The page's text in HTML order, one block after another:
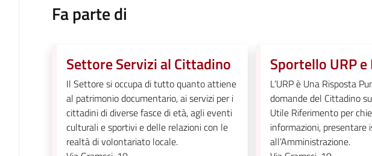
Fa parte di
Settore Servizi al Cittadino
Il Settore si occupa di tutto quanto attiene
al patrimonio documentario, ai servizi per i
cittadini di diverse fasce di età, agli eventi
culturali e sportivi e delle relazioni con le
realtà di volontariato locale.
Sportello URP
L‘URP è Una Risposta
domande del Cittadino
Utile Riferimento per
informazioni, presentare
all’Amministrazione.